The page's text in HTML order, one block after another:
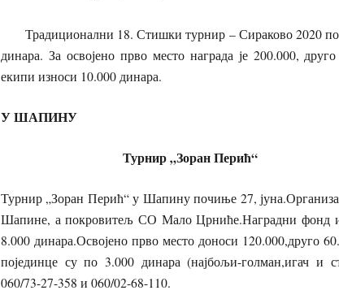
Традиционални 18. Стишки турнир – Сираково 2020
динара. За освојено прво место награда је 200.000,
екипи износи 10.000 динара.
У ШАПИНУ
Турнир „Зоран Перић“
Турнир „Зоран Перић“ у Шапину почиње 27,
Шапине, а покровитељ СО Мало Црниће.Наградни фонд
8.000 динара.Освојено прво место доноси 120.000,друго
појединце су по 3.000 динара (најбољи-голман,игач и
060/73-27-358 и 060/02-68-110.